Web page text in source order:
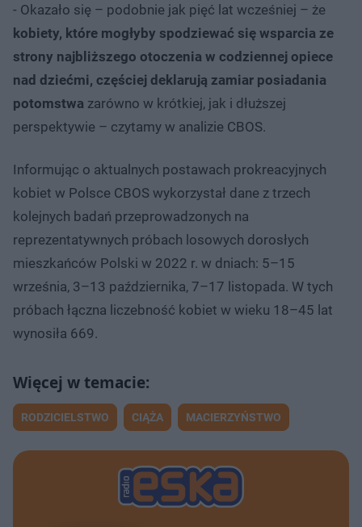
- Okazało się – podobnie jak pięć lat wcześniej – że
kobiety, które mogłyby spodziewać się wsparcia ze
strony najbliższego otoczenia w codziennej opiece
nad dziećmi, częściej deklarują zamiar posiadania
potomstwa zarówno w krótkiej, jak i dłuższej
perspektywie – czytamy w analizie CBOS.
Informując o aktualnych postawach prokreacyjnych
kobiet w Polsce CBOS wykorzystał dane z trzech
kolejnych badań przeprowadzonych na
reprezentatywnych próbach losowych dorosłych
mieszkańców Polski w 2022 r. w dniach: 5–15
września, 3–13 października, 7–17 listopada. W tych
próbach łączna liczebność kobiet w wieku 18–45 lat
wynosiła 669.
RODZICIELSTWO CIĄŻA MACIERZYŃSTWO